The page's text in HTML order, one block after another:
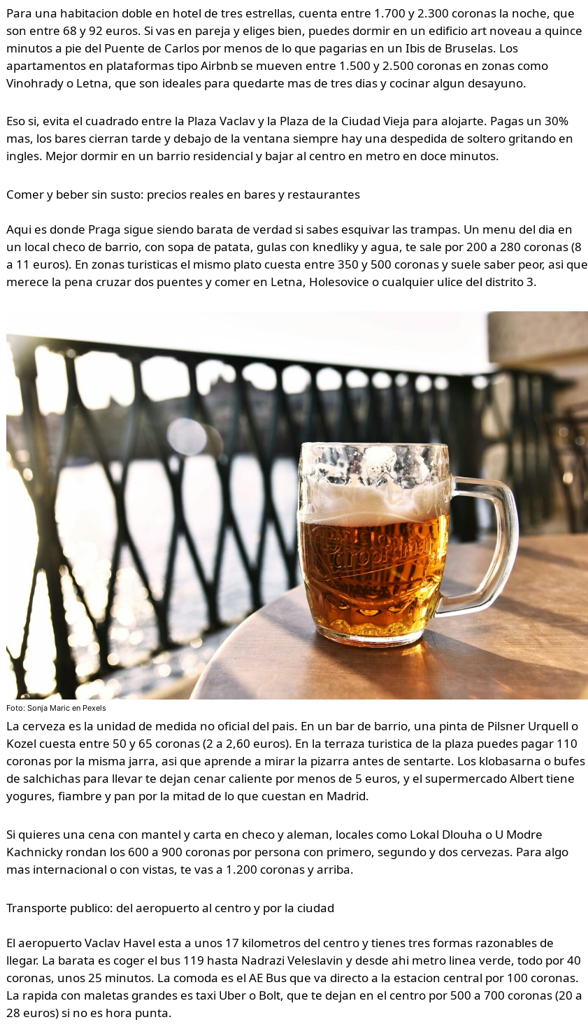
Para una habitacion doble en hotel de tres estrellas, cuenta entre 1.700 y 2.300 coronas la noche, que
son entre 68 y 92 euros. Si vas en pareja y eliges bien, puedes dormir en un edificio art noveau a quince
minutos a pie del Puente de Carlos por menos de lo que pagarias en un Ibis de Bruselas. Los
apartamentos en plataformas tipo Airbnb se mueven entre 1.500 y 2.500 coronas en zonas como
Vinohrady o Letna, que son ideales para quedarte mas de tres dias y cocinar algun desayuno.
Eso si, evita el cuadrado entre la Plaza Vaclav y la Plaza de la Ciudad Vieja para alojarte. Pagas un 30%
mas, los bares cierran tarde y debajo de la ventana siempre hay una despedida de soltero gritando en
ingles. Mejor dormir en un barrio residencial y bajar al centro en metro en doce minutos.
Comer y beber sin susto: precios reales en bares y restaurantes
Aqui es donde Praga sigue siendo barata de verdad si sabes esquivar las trampas. Un menu del dia en
un local checo de barrio, con sopa de patata, gulas con knedliky y agua, te sale por 200 a 280 coronas (8
a 11 euros). En zonas turisticas el mismo plato cuesta entre 350 y 500 coronas y suele saber peor, asi que
merece la pena cruzar dos puentes y comer en Letna, Holesovice o cualquier ulice del distrito 3.
Foto: Sonja Maric en Pexels
La cerveza es la unidad de medida no oficial del pais. En un bar de barrio, una pinta de Pilsner Urquell o
Kozel cuesta entre 50 y 65 coronas (2 a 2,60 euros). En la terraza turistica de la plaza puedes pagar 110
coronas por la misma jarra, asi que aprende a mirar la pizarra antes de sentarte. Los klobasarna o bufes
de salchichas para llevar te dejan cenar caliente por menos de 5 euros, y el supermercado Albert tiene
yogures, fiambre y pan por la mitad de lo que cuestan en Madrid.
Si quieres una cena con mantel y carta en checo y aleman, locales como Lokal Dlouha o U Modre
Kachnicky rondan los 600 a 900 coronas por persona con primero, segundo y dos cervezas. Para algo
mas internacional o con vistas, te vas a 1.200 coronas y arriba.
Transporte publico: del aeropuerto al centro y por la ciudad
El aeropuerto Vaclav Havel esta a unos 17 kilometros del centro y tienes tres formas razonables de
llegar. La barata es coger el bus 119 hasta Nadrazi Veleslavin y desde ahi metro linea verde, todo por 40
coronas, unos 25 minutos. La comoda es el AE Bus que va directo a la estacion central por 100 coronas.
La rapida con maletas grandes es taxi Uber o Bolt, que te dejan en el centro por 500 a 700 coronas (20 a
28 euros) si no es hora punta.